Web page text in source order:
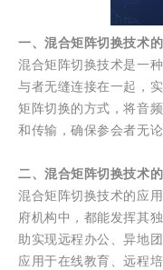
一、混合矩阵切换技术
混合矩阵切换技术是一
与者无缝连接在一起，
矩阵切换的方式，将音
和传输，确保参会者无
二、混合矩阵切换技术
混合矩阵切换技术的应
府机构中，都能发挥其
助实现远程办公、异地
应用于在线教育、远程